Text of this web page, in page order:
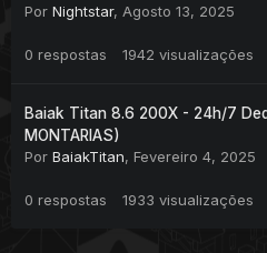
Por Nightstar, Agosto 13, 2025
0 respostas 1942 visualizações
Baiak Titan 8.6 200X - 24h/7
MONTARIAS)
Por BaiakTitan, Fevereiro 4, 2025
0 respostas 1933 visualizações